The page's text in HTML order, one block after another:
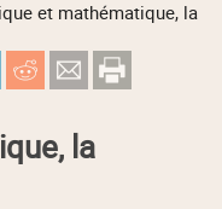
et mathématique, la
la